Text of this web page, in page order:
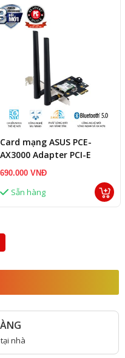
Card mạng ASUS PCE-
AX3000 Adapter PCI-E
AX3000 WiFi6
690.000 VNĐ
Sẵn hàng
nhà